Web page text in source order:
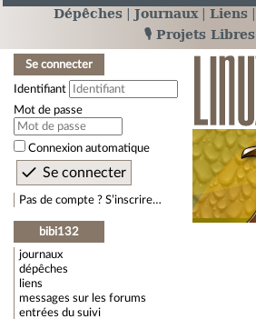
Dépêches Journaux Liens
🎙️ Projets Libres
Se connecter
Identifiant
Mot de passe
Connexion automatique
Pas de compte ? S’inscrire…
bibi132
journaux
dépêches
liens
messages sur les forums
entrées du suivi